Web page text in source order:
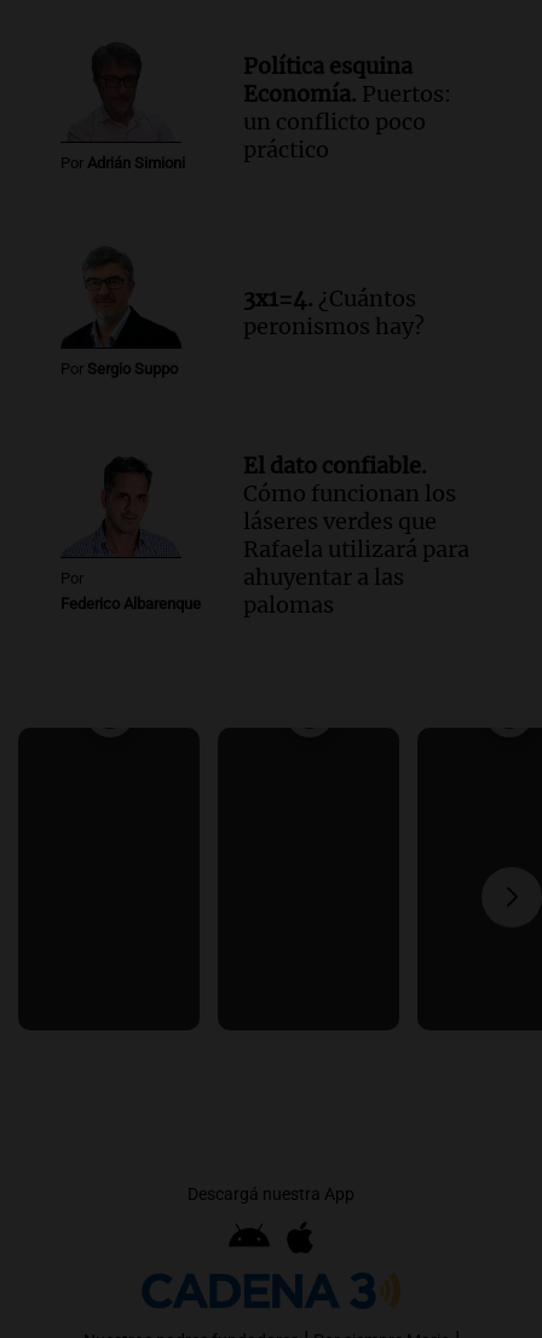
Por Adrián Simioni
Política esquina
Economía. Puertos:
un conflicto poco
práctico
Por Sergio Suppo
3x1=4. ¿Cuántos
peronismos hay?
Por
Federico Albarenque
El dato confiable.
Cómo funcionan los
láseres verdes que
Rafaela utilizará para
ahuyentar a las
palomas
Descargá nuestra App